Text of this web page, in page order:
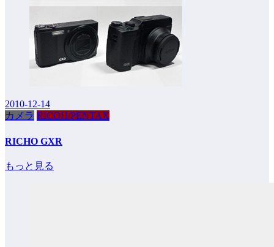
2010-12-14
カメラ RICOH/PENTAX
RICHO GXR
もっと見る